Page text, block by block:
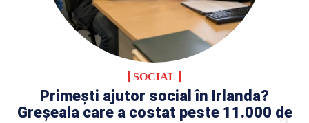
SOCIAL
Primești ajutor social în Irlanda?
Greșeala care a costat peste 11.000 de